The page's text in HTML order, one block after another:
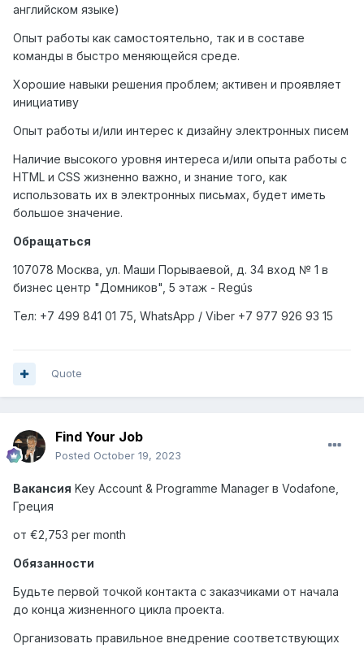
английском языке)
Опыт работы как самостоятельно, так и в составе
команды в быстро меняющейся среде.
Хорошие навыки решения проблем; активен и проявляет
инициативу
Опыт работы и/или интерес к дизайну электронных писем
Наличие высокого уровня интереса и/или опыта работы с
HTML и CSS жизненно важно, и знание того, как
использовать их в электронных письмах, будет иметь
большое значение.
Обращаться
107078 Москва, ул. Маши Порываевой, д. 34 вход № 1 в
бизнес центр "Домников", 5 этаж - Regús
Тел: +7 499 841 01 75, WhatsApp / Viber +7 977 926 93 15
Quote
Find Your Job
Posted October 19, 2023
Вакансия Key Account & Programme Manager в Vodafone,
Греция
от €2,753 per month
Обязанности
Будьте первой точкой контакта с заказчиками от начала
до конца жизненного цикла проекта.
Организовать правильное внедрение соответствующих